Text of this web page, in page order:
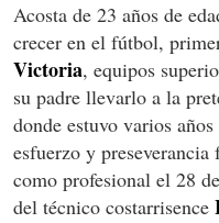
Acosta de 23 años de
crecer en el fútbol,
Victoria, equipos
su padre llevarlo a la
donde estuvo varios
esfuerzo y preseverancia
como profesional el 28
del técnico costarrisence